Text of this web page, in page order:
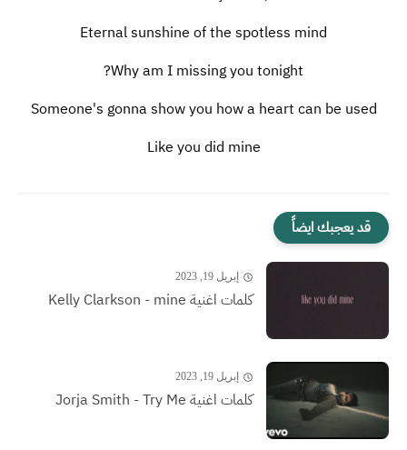
Eternal sunshine of the spotless mind
Why am I missing you tonight?
Someone's gonna show you how a heart can be used
Like you did mine
قد يعجبك ايضاً
إبريل 19, 2023
كلمات اغنية Kelly Clarkson - mine
إبريل 19, 2023
كلمات اغنية Jorja Smith - Try Me